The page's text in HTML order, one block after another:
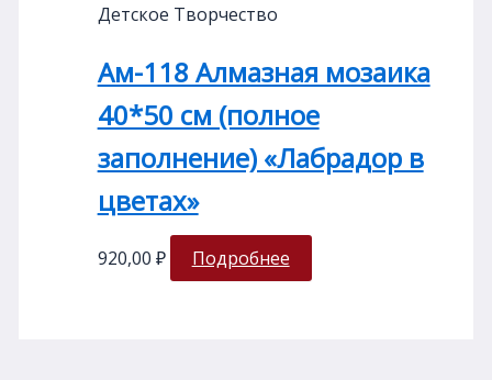
Детское Творчество
Ам-118 Алмазная мозаика
40*50 см (полное
заполнение) «Лабрадор в
цветах»
920,00 ₽ Подробнее